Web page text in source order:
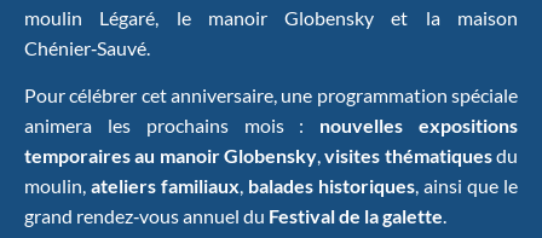
moulin Légaré, le manoir Globensky et la maison
Chénier‑Sauvé.
Pour célébrer cet anniversaire, une programmation spéciale
animera les prochains mois : nouvelles expositions
temporaires au manoir Globensky,visites thématiquesdu
moulin, ateliers familiaux, balades historiques, ainsi que le
grand rendez‑vous annuel du Festival de la galette.